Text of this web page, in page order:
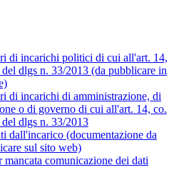
di incarichi politici di cui all'art. 14,
dlgs n. 33/2013 (da pubblicare in
di incarichi di amministrazione, di
o di governo di cui all'art. 14, co.
del dlgs n. 33/2013
dall'incarico (documentazione da
sul sito web)
mancata comunicazione dei dati